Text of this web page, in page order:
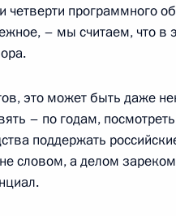
бассейна
четверти программного
– мы считаем, что в
это может быть даже
– по годам,
поддержать
словом, а делом